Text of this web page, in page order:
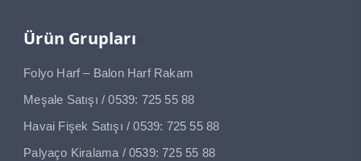
Ürün Grupları
Folyo Harf – Balon Harf Rakam
Meşale Satışı / 0539: 725 55 88
Havai Fişek Satışı / 0539: 725 55 88
Palyaço Kiralama / 0539: 725 55 88